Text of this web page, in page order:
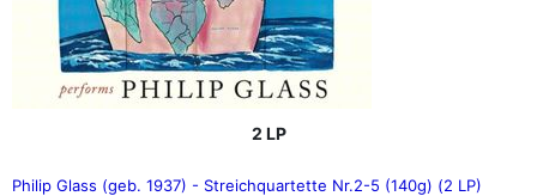
2 LP
Philip Glass (geb. 1937) - Streichquartette Nr.2-5 (140g) (2 LP)